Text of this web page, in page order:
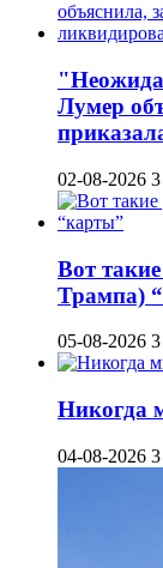
Лумер
02-08-2026
Вот
Трампа)
05-08-2026
Никогда
04-08-2026 3